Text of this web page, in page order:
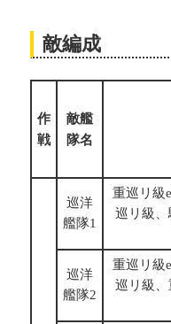
敵編成
作
戦
敵艦
隊名
巡洋
艦隊1
重巡リ級
巡リ級、
巡洋
艦隊2
重巡リ級
巡リ級、